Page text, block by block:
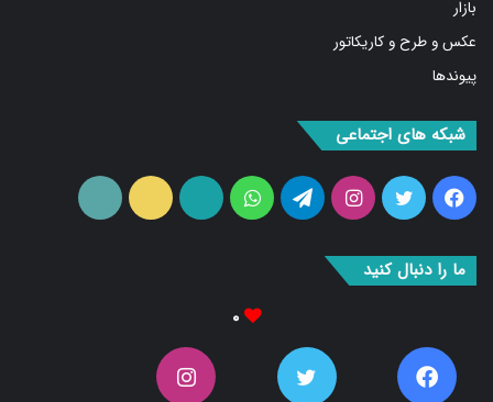
عکس و طرح و کاریکاتور
پیوندها
فیس
بوک
توییتراینستاگرامتلگرامواتس
آپ
آپارات ایتا